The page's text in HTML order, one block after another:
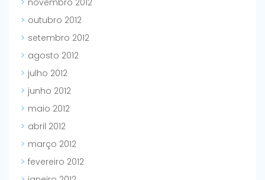
novembro 2012
outubro 2012
setembro 2012
agosto 2012
julho 2012
junho 2012
maio 2012
abril 2012
março 2012
fevereiro 2012